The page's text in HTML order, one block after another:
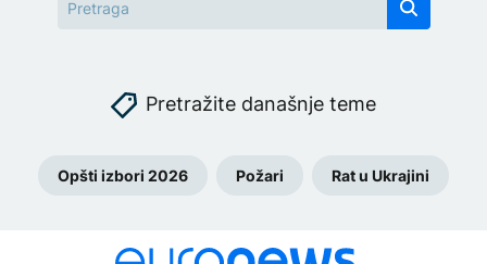
Pretražite današnje teme
Opšti izbori 2026 Požari Rat u Ukrajini